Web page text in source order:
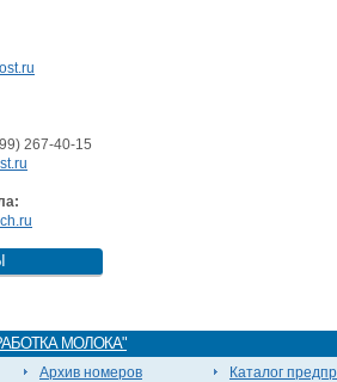
267-40-15
МОЛОКА"
Архив номеров
Каталог